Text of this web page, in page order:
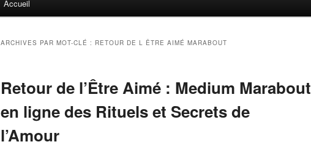
Accueil
ARCHIVES PAR MOT-CLÉ : RETOUR DE L ÊTRE AIMÉ MARABOUT
Retour de l’Être Aimé : Medium Marabout
en ligne des Rituels et Secrets de
l’Amour